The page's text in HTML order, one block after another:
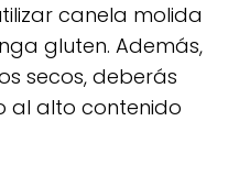
canela molida
gluten. Además,
secos, deberás
al alto contenido